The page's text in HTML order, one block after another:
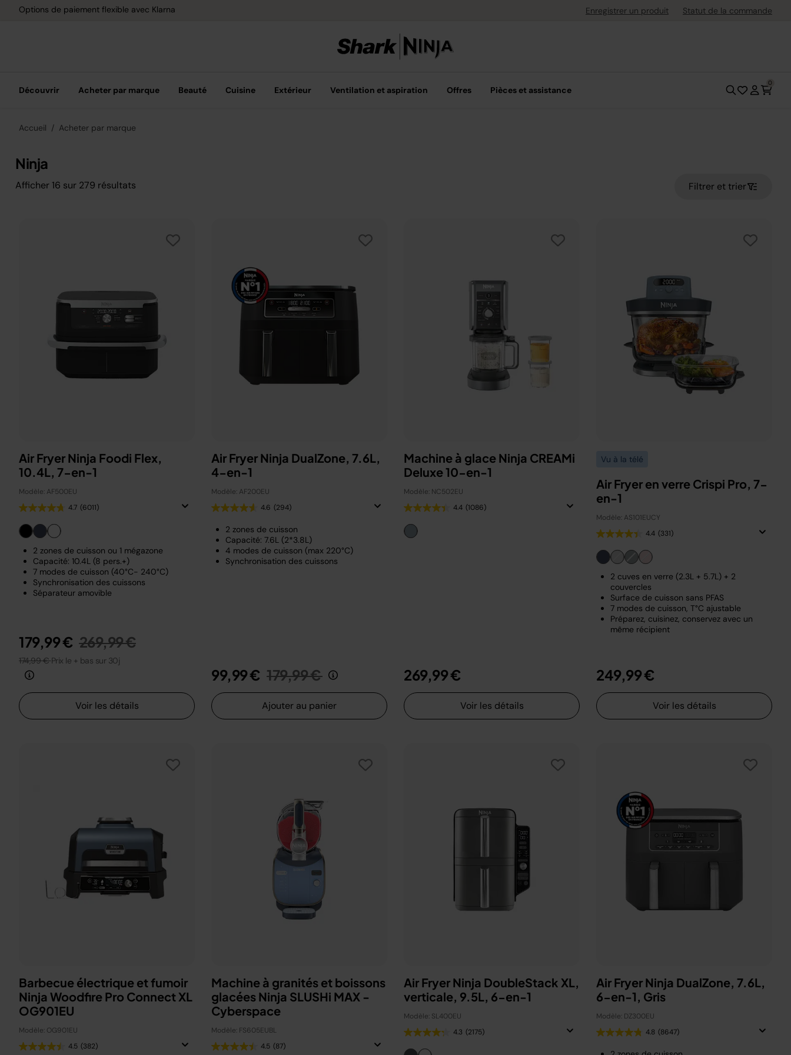
Options de paiement flexible avec Klarna Livraison gratuite dès 40 € d'achatEnregistrer un produit Statut de la commande
Découvrir Acheter par marque Beauté Cuisine Extérieur Ventilation et aspiration Offres Pièces et assistance
0
Accueil Acheter par marque
Ninja
Afficher 16 sur 279 résultats Filtrer et trier
Air Fryer Ninja Foodi Flex,
10.4L, 7-en-1
Modèle: AF500EU
4.7 (6011)
2 zones de cuisson ou 1 mégazone
Capacité: 10.4L (8 pers.+)
7 modes de cuisson (40°C- 240°C)
Synchronisation des cuissons
Séparateur amovible
179,99 € Prix réduit de
269,99 €au
174,99 €Prix le + bas sur 30j
Voir les détails
Air Fryer Ninja DualZone, 7.6L,
4-en-1
Modèle: AF200EU
4.6 (294)
2 zones de cuisson
Capacité: 7.6L (2*3.8L)
4 modes de cuisson (max 220°C)
Synchronisation des cuissons
99,99 € Prix réduit de
179,99 €au
Ajouter au panier
Machine à glace Ninja CREAMi
Deluxe 10-en-1
Modèle: NC502EU
4.4 (1086)
269,99 €
Voir les détails
Vu à la télé
Air Fryer en verre Crispi Pro, 7-
en-1
Modèle: AS101EUCY
4.4 (331)
2 cuves en verre (2.3L + 5.7L) + 2
couvercles
Surface de cuisson sans PFAS
7 modes de cuisson, T°C ajustable
Préparez, cuisinez, conservez avec un
même récipient
249,99 €
Voir les détails
Barbecue électrique et fumoir
Ninja Woodfire Pro Connect XL
OG901EU
Modèle: OG901EU
4.5 (382)
Machine à granités et boissons
glacées Ninja SLUSHi MAX -
Cyberspace
Modèle: FS605EUBL
4.5 (87)
Air Fryer Ninja DoubleStack XL,
verticale, 9.5L, 6-en-1
Modèle: SL400EU
4.3 (2175)
Air Fryer Ninja DualZone, 7.6L,
6-en-1, Gris
Modèle: DZ300EU
4.8 (8647)